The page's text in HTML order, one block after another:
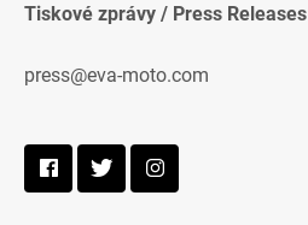
Tiskové zprávy / Press Releases
press@eva-moto.com